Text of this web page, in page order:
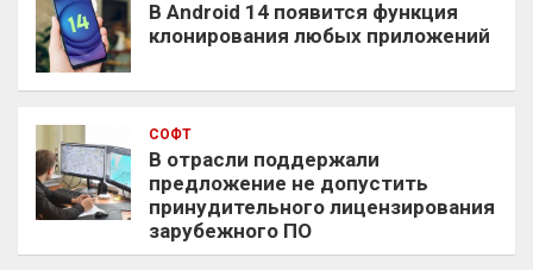
В Android 14 появится функция
клонирования любых приложений
СОФТ
В отрасли поддержали
предложение не допустить
принудительного лицензирования
зарубежного ПО